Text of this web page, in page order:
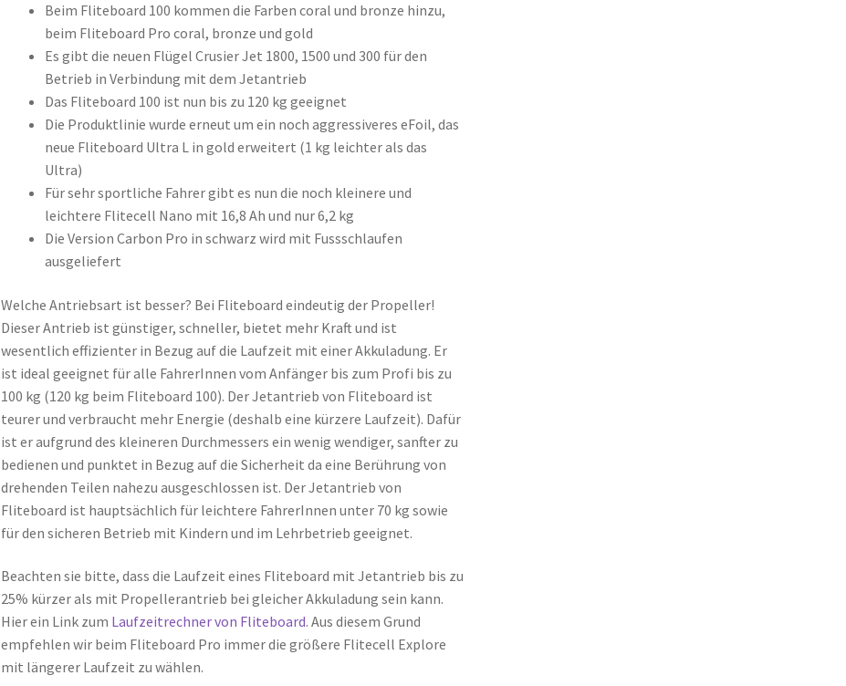
Beim Fliteboard 100 kommen die Farben coral und bronze hinzu,
beim Fliteboard Pro coral, bronze und gold
Es gibt die neuen Flügel Crusier Jet 1800, 1500 und 300 für den
Betrieb in Verbindung mit dem Jetantrieb
Das Fliteboard 100 ist nun bis zu 120 kg geeignet
Die Produktlinie wurde erneut um ein noch aggressiveres eFoil, das
neue Fliteboard Ultra L in gold erweitert (1 kg leichter als das
Ultra)
Für sehr sportliche Fahrer gibt es nun die noch kleinere und
leichtere Flitecell Nano mit 16,8 Ah und nur 6,2 kg
Die Version Carbon Pro in schwarz wird mit Fussschlaufen
ausgeliefert
Welche Antriebsart ist besser? Bei Fliteboard eindeutig der Propeller!
Dieser Antrieb ist günstiger, schneller, bietet mehr Kraft und ist
wesentlich effizienter in Bezug auf die Laufzeit mit einer Akkuladung. Er
ist ideal geeignet für alle FahrerInnen vom Anfänger bis zum Profi bis zu
100 kg (120 kg beim Fliteboard 100). Der Jetantrieb von Fliteboard ist
teurer und verbraucht mehr Energie (deshalb eine kürzere Laufzeit). Dafür
ist er aufgrund des kleineren Durchmessers ein wenig wendiger, sanfter zu
bedienen und punktet in Bezug auf die Sicherheit da eine Berührung von
drehenden Teilen nahezu ausgeschlossen ist. Der Jetantrieb von
Fliteboard ist hauptsächlich für leichtere FahrerInnen unter 70 kg sowie
für den sicheren Betrieb mit Kindern und im Lehrbetrieb geeignet.
Beachten sie bitte, dass die Laufzeit eines Fliteboard mit Jetantrieb bis zu
25% kürzer als mit Propellerantrieb bei gleicher Akkuladung sein kann.
Hier ein Link zum Laufzeitrechner von Fliteboard. Aus diesem Grund
empfehlen wir beim Fliteboard Pro immer die größere Flitecell Explore
mit längerer Laufzeit zu wählen.